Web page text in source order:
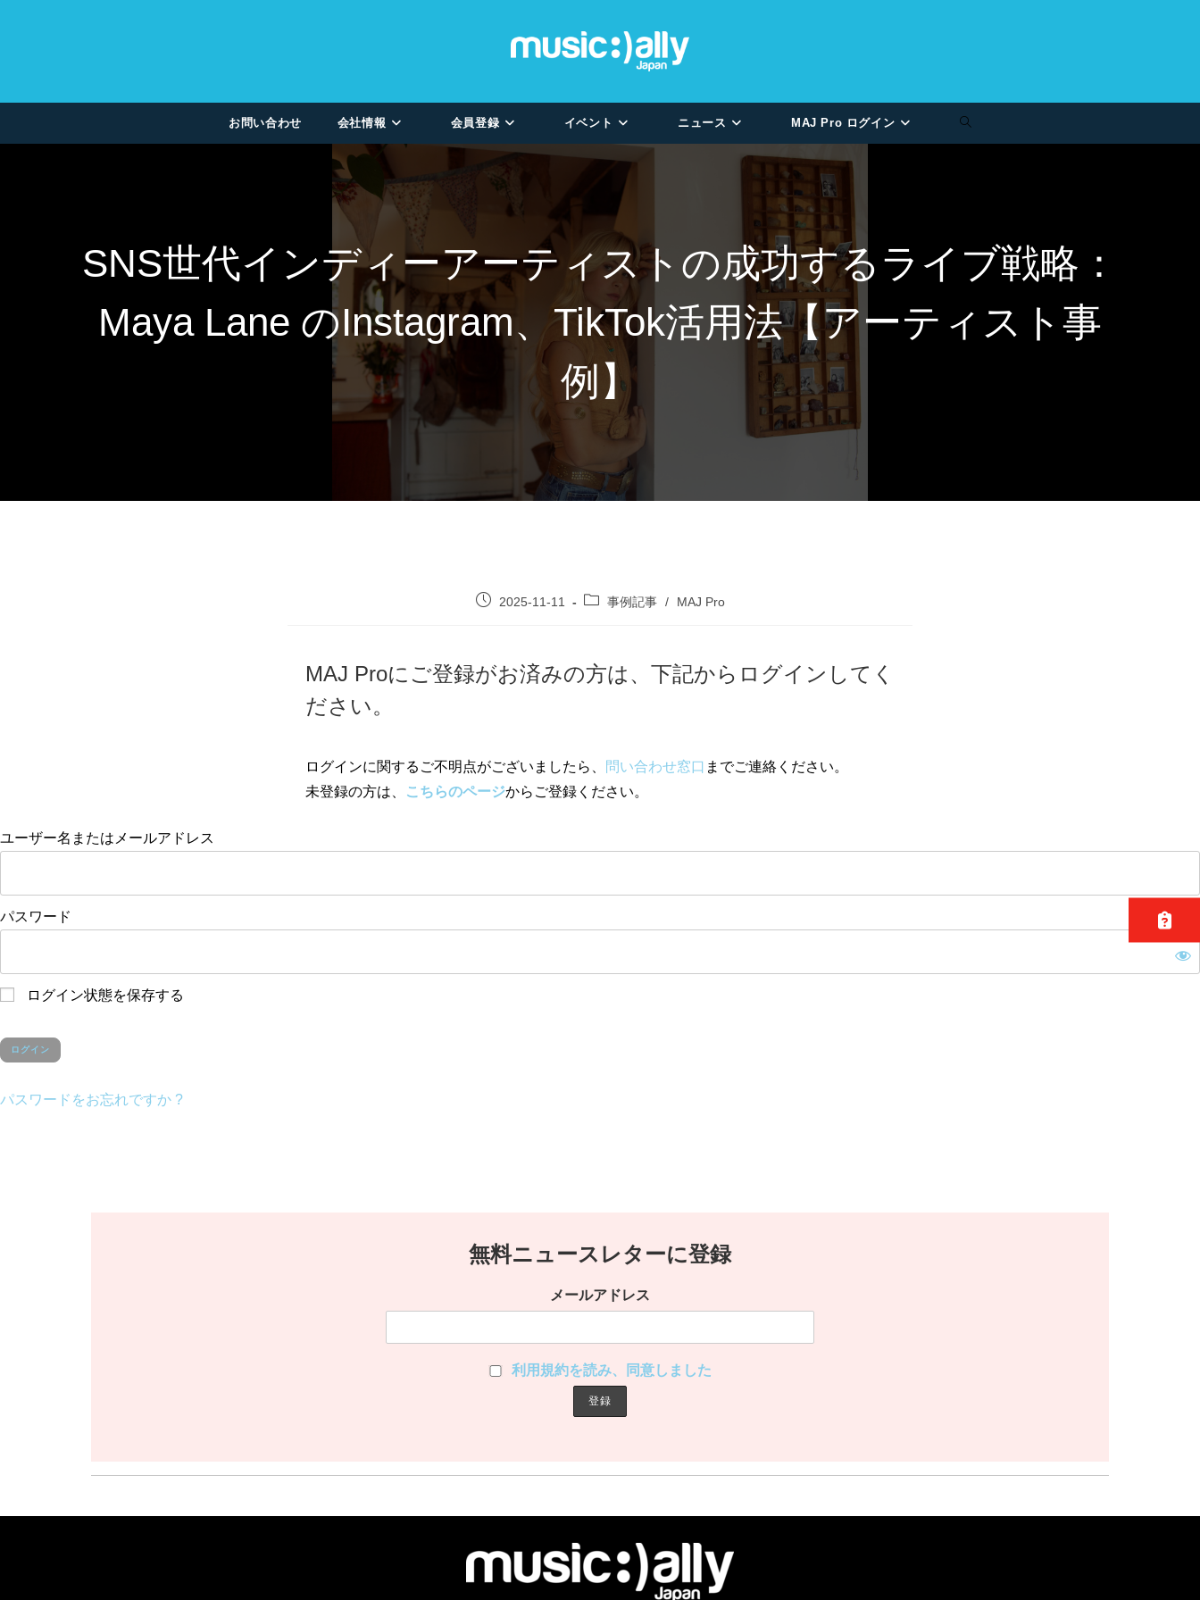
お問い合わせ 会社情報 会員登録 イベント ニュース MAJ Pro ログイン
SNS世代インディーアーティストの成功するライブ戦略：
Maya Lane のInstagram、TikTok活用法【アーティスト事
例】
2025-11-11 事例記事 / MAJ Pro
MAJ Proにご登録がお済みの方は、下記からログインしてく
ださい。
ログインに関するご不明点がございましたら、 問い合わせ窓口 までご連絡ください。
未登録の方は、
こちらのページからご登録ください。
ユーザー名またはメールアドレス
パスワード
ログイン状態を保存する
パスワードをお忘れですか ?
無料ニュースレターに登録
メールアドレス
利用規約を読み、同意しました